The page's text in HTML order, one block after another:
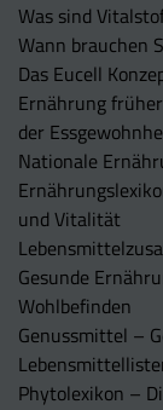
Was sind
Wann brauchen
Das Eucell
Ernährung
der
Nationale
und Vitalität
Gesunde
Wohlbefinden
Genussmittel –
Phytolexikon –